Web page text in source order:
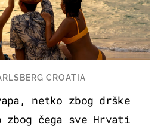
CROATIA
netko zbog drške
zbog čega sve Hrvati